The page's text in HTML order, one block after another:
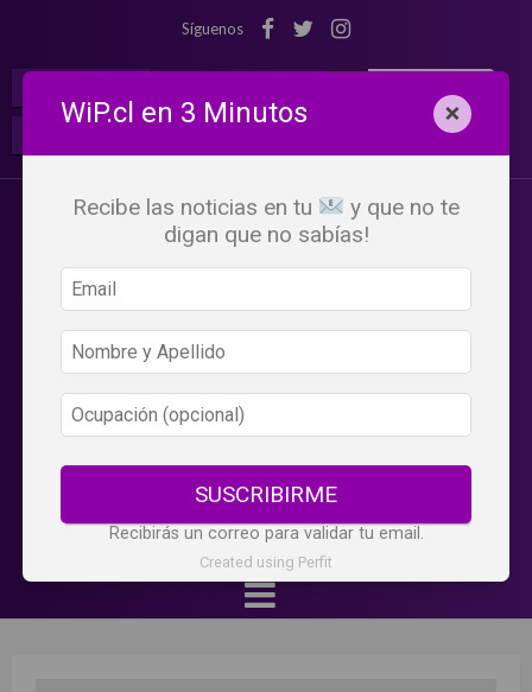
Síguenos
WiP.cl en 3 Minutos ×
Recibe las noticias en tu
y que no te
digan que no sabías!
SUSCRIBIRME
Recibirás un correo para validar tu email.
Created using Perfit